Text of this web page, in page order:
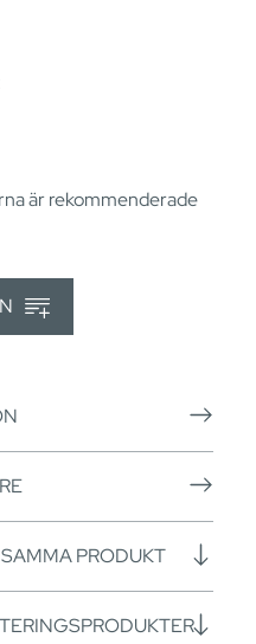
är rekommenderade
PRODUKT